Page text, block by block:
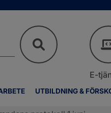
UTBILDNING &
E-